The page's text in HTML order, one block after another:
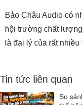
Bảo Châu Audio có
hội trường chất
là đại lý của rất
Tin tức liên quan
So